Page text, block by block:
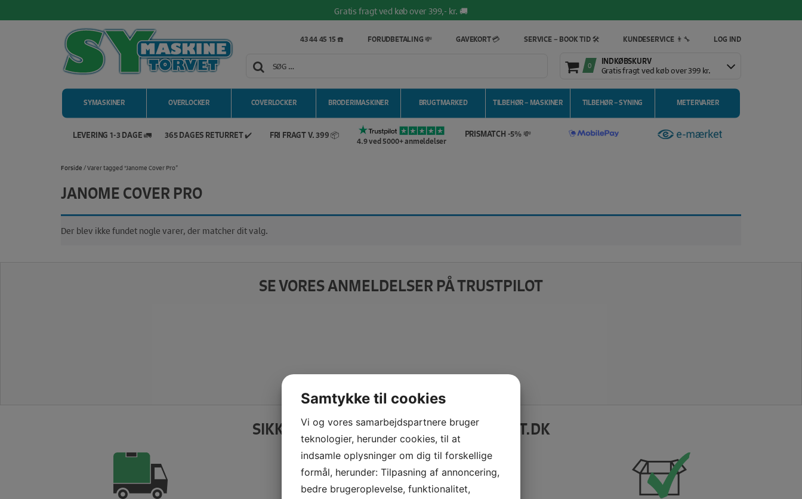
Salg af symaskiner siden 1967 🥇
100% Dansk hjemmeside 👍
LEVERING 1-3 DAGE 🚛 365 DAGES RETURRET ✔️ FRI FRAGT V. 399 📦
4.9 ved 5000+ anmeldelser
PRISMATCH -5% 💸
43 44 45 15 ☎️ FORUDBETALING 💸 GAVEKORT 💳 SERVICE – BOOK TID 🛠️ KUNDESERVICE 👨‍🔧 LOG IND
0 INDKØBSKURV
Gratis fragt ved køb over 399 kr.
SYMASKINER OVERLOCKER COVERLOCKER BRODERIMASKINER BRUGTMARKED TILBEHØR – MASKINER TILBEHØR – SYNING METERVARER
Forside / Varer tagged “Janome Cover Pro”
JANOME COVER PRO
Der blev ikke fundet nogle varer, der matcher dit valg.
SE VORES ANMELDELSER PÅ TRUSTPILOT
SIKKER HANDEL PÅ SYMASKINETORVET.DK
Samtykke til cookies
Vi og vores samarbejdspartnere bruger
teknologier, herunder cookies, til at
indsamle oplysninger om dig til forskellige
formål, herunder: Tilpasning af annoncering,
bedre brugeroplevelse, funktionalitet,